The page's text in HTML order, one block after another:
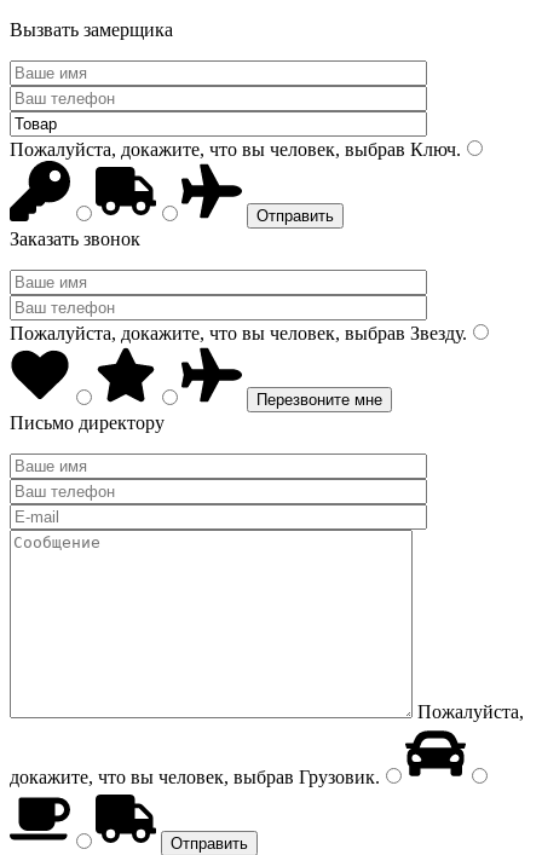
Вызвать замерщика
Пожалуйста, докажите, что вы человек, выбрав Ключ.
Заказать звонок
Пожалуйста, докажите, что вы человек, выбрав Звезду.
Письмо директору
Пожалуйста,
докажите, что вы человек, выбрав Грузовик.